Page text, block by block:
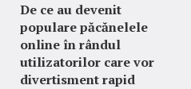
De ce au devenit
populare păcănelele
online în rândul
utilizatorilor care vor
divertisment rapid